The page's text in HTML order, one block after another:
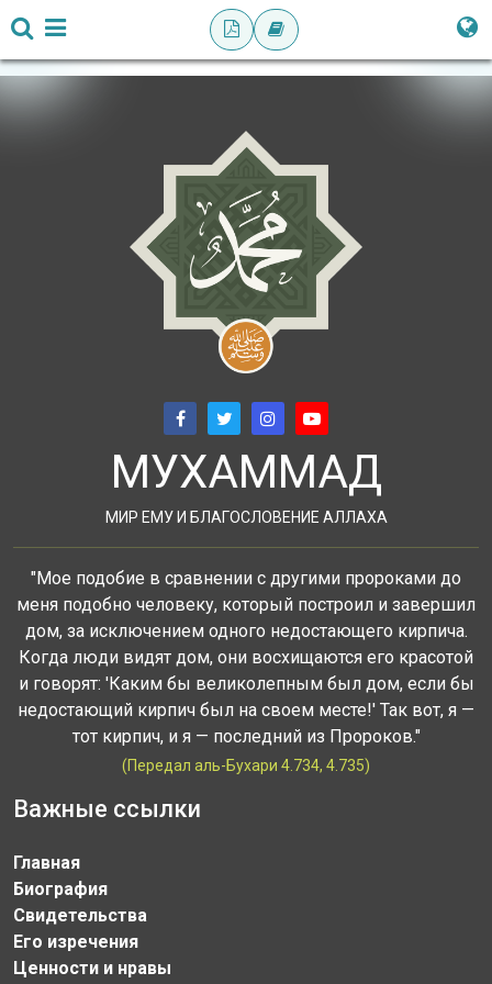
МУХАММАД
МИР ЕМУ И БЛАГОСЛОВЕНИЕ АЛЛАХА
"Мое подобие в сравнении с другими пророками до
меня подобно человеку, который построил и завершил
дом, за исключением одного недостающего кирпича.
Когда люди видят дом, они восхищаются его красотой
и говорят: 'Каким бы великолепным был дом, если бы
недостающий кирпич был на своем месте!' Так вот, я —
тот кирпич, и я — последний из Пророков."
(Передал аль-Бухари 4.734, 4.735)
Важные ссылки
Главная
Биография
Свидетельства
Его изречения
Ценности и нравы